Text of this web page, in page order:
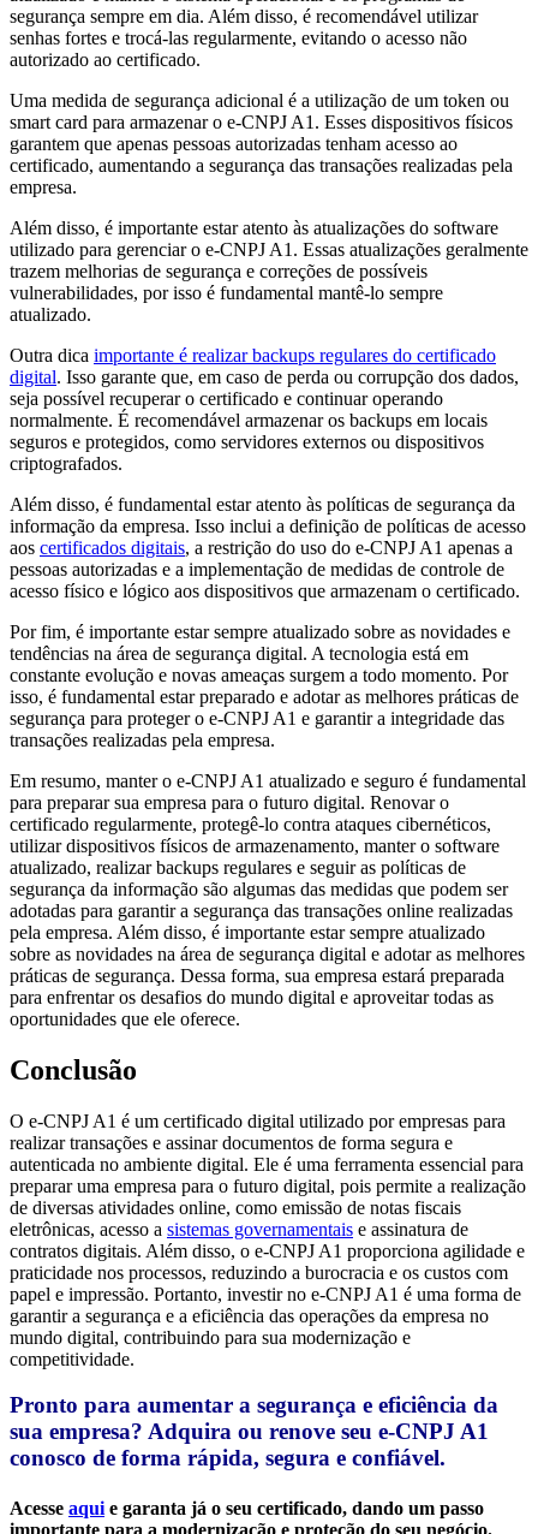
segurança sempre em dia. Além disso, é recomendável utilizar
senhas fortes e trocá-las regularmente, evitando o acesso não
autorizado ao certificado.
Uma medida de segurança adicional é a utilização de um token ou
smart card para armazenar o e-CNPJ A1. Esses dispositivos físicos
garantem que apenas pessoas autorizadas tenham acesso ao
certificado, aumentando a segurança das transações realizadas pela
empresa.
Além disso, é importante estar atento às atualizações do software
utilizado para gerenciar o e-CNPJ A1. Essas atualizações geralmente
trazem melhorias de segurança e correções de possíveis
vulnerabilidades, por isso é fundamental mantê-lo sempre
atualizado.
Outra dica importante é realizar backups regulares do certificado
digital. Isso garante que, em caso de perda ou corrupção dos dados,
seja possível recuperar o certificado e continuar operando
normalmente. É recomendável armazenar os backups em locais
seguros e protegidos, como servidores externos ou dispositivos
criptografados.
Além disso, é fundamental estar atento às políticas de segurança da
informação da empresa. Isso inclui a definição de políticas de acesso
aos certificados digitais, a restrição do uso do e-CNPJ A1 apenas a
pessoas autorizadas e a implementação de medidas de controle de
acesso físico e lógico aos dispositivos que armazenam o certificado.
Por fim, é importante estar sempre atualizado sobre as novidades e
tendências na área de segurança digital. A tecnologia está em
constante evolução e novas ameaças surgem a todo momento. Por
isso, é fundamental estar preparado e adotar as melhores práticas de
segurança para proteger o e-CNPJ A1 e garantir a integridade das
transações realizadas pela empresa.
Em resumo, manter o e-CNPJ A1 atualizado e seguro é fundamental
para preparar sua empresa para o futuro digital. Renovar o
certificado regularmente, protegê-lo contra ataques cibernéticos,
utilizar dispositivos físicos de armazenamento, manter o software
atualizado, realizar backups regulares e seguir as políticas de
segurança da informação são algumas das medidas que podem ser
adotadas para garantir a segurança das transações online realizadas
pela empresa. Além disso, é importante estar sempre atualizado
sobre as novidades na área de segurança digital e adotar as melhores
práticas de segurança. Dessa forma, sua empresa estará preparada
para enfrentar os desafios do mundo digital e aproveitar todas as
oportunidades que ele oferece.
Conclusão
O e-CNPJ A1 é um certificado digital utilizado por empresas para
realizar transações e assinar documentos de forma segura e
autenticada no ambiente digital. Ele é uma ferramenta essencial para
preparar uma empresa para o futuro digital, pois permite a realização
de diversas atividades online, como emissão de notas fiscais
eletrônicas, acesso a sistemas governamentais e assinatura de
contratos digitais. Além disso, o e-CNPJ A1 proporciona agilidade e
praticidade nos processos, reduzindo a burocracia e os custos com
papel e impressão. Portanto, investir no e-CNPJ A1 é uma forma de
garantir a segurança e a eficiência das operações da empresa no
mundo digital, contribuindo para sua modernização e
competitividade.
Pronto para aumentar a segurança e eficiência da
sua empresa? Adquira ou renove seu e-CNPJ A1
conosco de forma rápida, segura e confiável.
Acesse aqui e garanta já o seu certificado, dando um passo
importante para a modernização e proteção do seu negócio.